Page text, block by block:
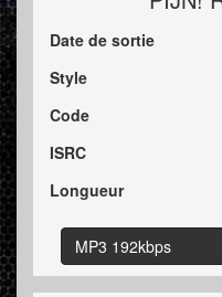
Date de sortie
Style
Code
ISRC
Longueur
MP3 192kbps